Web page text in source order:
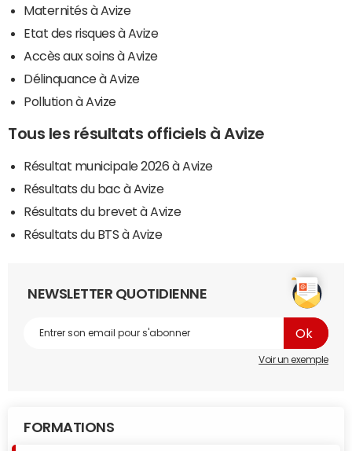
Maternités à Avize
Etat des risques à Avize
Accès aux soins à Avize
Délinquance à Avize
Pollution à Avize
Tous les résultats officiels à Avize
Résultat municipale 2026 à Avize
Résultats du bac à Avize
Résultats du brevet à Avize
Résultats du BTS à Avize
NEWSLETTER QUOTIDIENNE
Voir un exemple
FORMATIONS